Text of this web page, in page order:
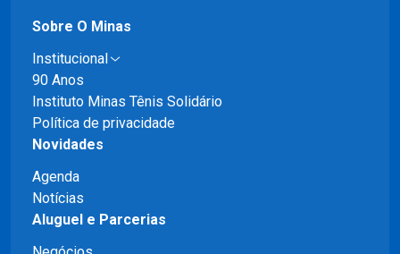
Sobre O Minas
Institucional
90 Anos
Instituto Minas Tênis Solidário
Política de privacidade
Novidades
Agenda
Notícias
Aluguel e Parcerias